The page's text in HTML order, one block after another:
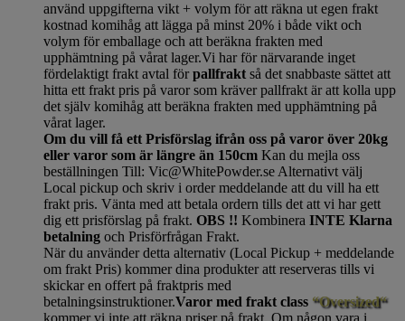
använd uppgifterna vikt + volym för att räkna ut egen frakt
kostnad komihåg att lägga på minst 20% i både vikt och
volym för emballage och att beräkna frakten med
upphämtning på vårat lager.Vi har för närvarande inget
fördelaktigt frakt avtal förpallfrakt så det snabbaste sättet att
hitta ett frakt pris på varor som kräver pallfrakt är att kolla upp
det själv komihåg att beräkna frakten med upphämtning på
vårat lager.
Om du vill få ett Prisförslag ifrån oss på varor över 20kg
eller varor som är längre än 150cm Kan du mejla oss
beställningen Till: Vic@WhitePowder.se Alternativt välj
Local pickup och skriv i order meddelande att du vill ha ett
frakt pris. Vänta med att betala ordern tills det att vi har gett
dig ett prisförslag på frakt. OBS !! Kombinera INTE Klarna
betalning och Prisförfrågan Frakt.
När du använder detta alternativ (Local Pickup + meddelande
om frakt Pris) kommer dina produkter att reserveras tills vi
skickar en offert på fraktpris med
betalningsinstruktioner.Varor med frakt class “Oversized“